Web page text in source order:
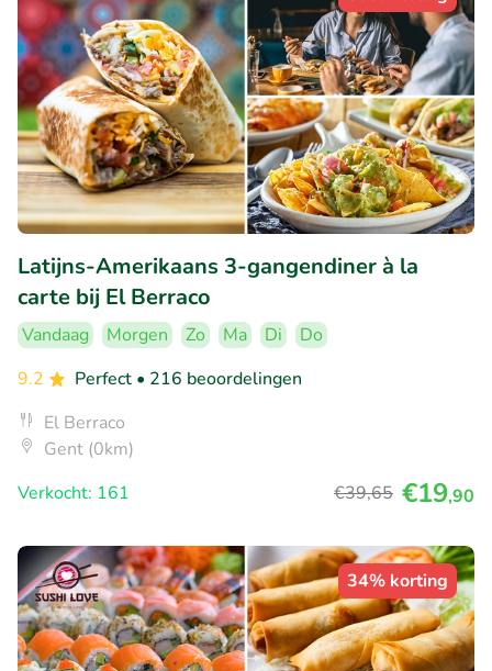
Latijns-Amerikaans 3-gangendiner à la
carte bij El Berraco
Vandaag Morgen Zo Ma Di
Do
9.2
Perfect • 216 beoordelingen
El Berraco
Gent (0km)
Verkocht: 161
€39,65 €19,90
34% korting